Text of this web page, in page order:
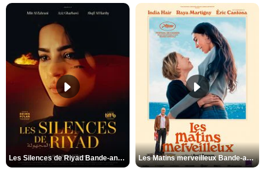
Les Silences de Riyad Bande-annonce VO STFR Les Matins merveilleux Bande-annonce VF